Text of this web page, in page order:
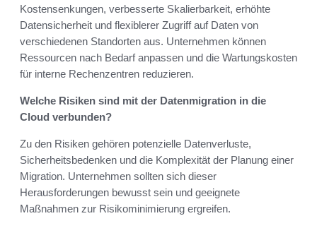
Kostensenkungen, verbesserte Skalierbarkeit, erhöhte
Datensicherheit und flexiblerer Zugriff auf Daten von
verschiedenen Standorten aus. Unternehmen können
Ressourcen nach Bedarf anpassen und die Wartungskosten
für interne Rechenzentren reduzieren.
Welche Risiken sind mit der Datenmigration in die
Cloud verbunden?
Zu den Risiken gehören potenzielle Datenverluste,
Sicherheitsbedenken und die Komplexität der Planung einer
Migration. Unternehmen sollten sich dieser
Herausforderungen bewusst sein und geeignete
Maßnahmen zur Risikominimierung ergreifen.